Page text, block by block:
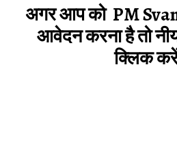
अगर आप को PM
आवेदन करना है तो
क्लिक